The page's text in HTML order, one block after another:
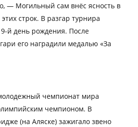
— Могильный сам внёс ясность в
строк. В разгар турнира
й день рождения. После
его наградили медалью «За
чемпионат мира
чемпионом. В
(на Аляске) зажигало звено